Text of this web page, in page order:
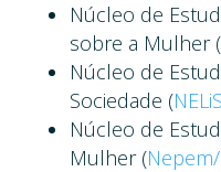
Núcleo de
sobre a Mulher (
Núcleo de
Sociedade (
Núcleo de
Mulher (